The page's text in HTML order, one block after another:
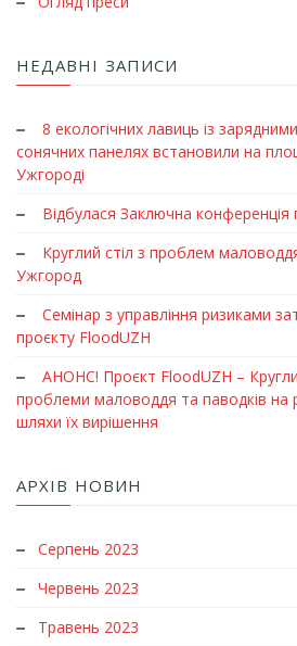
НЕДАВНІ ЗАПИСИ
8 екологічних лавиць із
сонячних панелях встановили на
Ужгороді
Відбулася Заключна конференція
Круглий стіл з проблем маловоддя
Ужгород
Семінар з управління ризиками
проєкту FloodUZH
АНОНС! Проєкт FloodUZH –
проблеми маловоддя та паводків на
шляхи їх вирішення
АРХІВ НОВИН
Серпень 2023
Червень 2023
Травень 2023